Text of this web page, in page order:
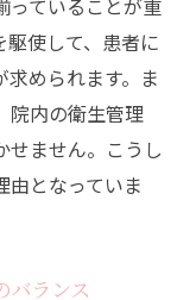
者の役割
療とサポート
のアドバイス
をデザイン
っていることが重
使して、患者に
められます。ま
院内の衛生管理
せません。こうし
由となっていま
バランス